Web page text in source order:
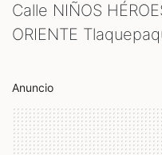
Calle NIÑOS
ORIENTE
Anuncio